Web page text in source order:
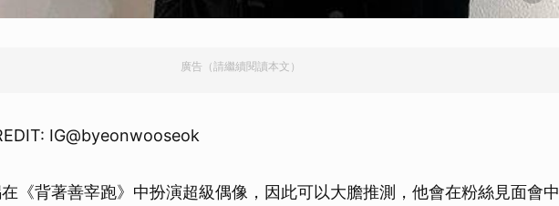
廣告（請繼續閱讀本文）
IG@byeonwooseok
《背著善宰跑》中扮演超級偶像，因此可以大膽推測，他會在粉絲見面會中